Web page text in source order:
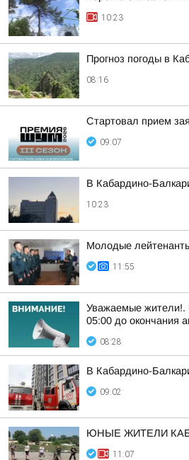
10:23
Прогноз погоды в
08:16
Стартовал прием
09:07
В Кабардино-
10:23
Молодые
11:55
Уважаемые жители!.
05:00 до окончания
08:28
В Кабардино-
09:02
ЮНЫЕ ЖИТЕЛИ
11:07